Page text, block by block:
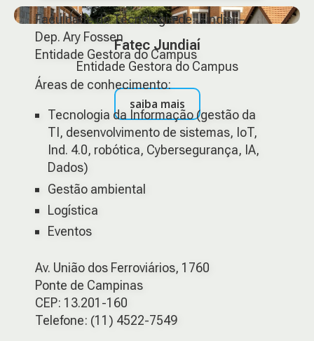
Fatec Jundiaí
Entidade Gestora do Campus
saiba mais
Faculdade de Tecnologia de Jundiaí –
Dep. Ary Fossen
Entidade Gestora do Campus
Áreas de conhecimento:
Tecnologia da Informação (gestão da
TI, desenvolvimento de sistemas, IoT,
Ind. 4.0, robótica, Cybersegurança, IA,
Dados)
Gestão ambiental
Logística
Eventos
Av. União dos Ferroviários, 1760
Ponte de Campinas
CEP: 13.201-160
Telefone: (11) 4522-7549